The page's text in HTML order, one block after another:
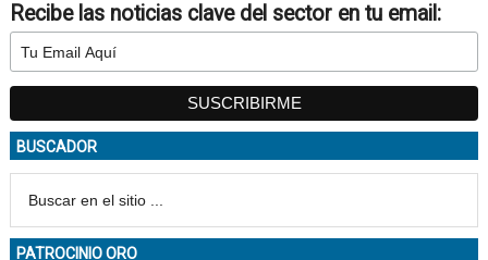
Recibe las noticias clave del sector en tu email:
BUSCADOR
PATROCINIO ORO